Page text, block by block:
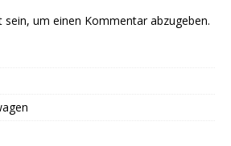
sein, um einen Kommentar abzugeben.